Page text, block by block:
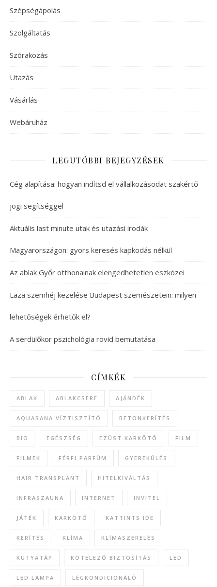
Szépségápolás
Szolgáltatás
Szórakozás
Utazás
Vásárlás
Webáruház
LEGUTÓBBI BEJEGYZÉSEK
Cég alapítása: hogyan indítsd el vállalkozásodat szakértő
jogi segítséggel
Aktuális last minute utak és utazási irodák
Magyarországon: gyors keresés kapkodás nélkül
Az ablak Győr otthonainak elengedhetetlen eszközei
Laza szemhéj kezelése Budapest szemészetein: milyen
lehetőségek érhetők el?
A serdülőkor pszichológia rövid bemutatása
CÍMKÉK
ABLAK ABLAKCSERE AJÁNDÉK
AQUASANA VÍZTISZTÍTÓ BETONKERÍTÉS
BIO EGÉSZSÉG EZÜST KARKÖTŐ FILM
FILMEK FÉRFI PARFÜM GYEREKÜLÉS
HAIR TRANSPLANT HITELKIVÁLTÁS
INFRASZAUNA INTERNET INVITEL
JÁTÉK KARKÖTŐ KATTINTS IDE
KERÍTÉS KLÍMA KLÍMASZERELÉS
KUTYATÁP KÖTELEZŐ BIZTOSÍTÁS LED
LED LÁMPA LÉGKONDICIONÁLÓ